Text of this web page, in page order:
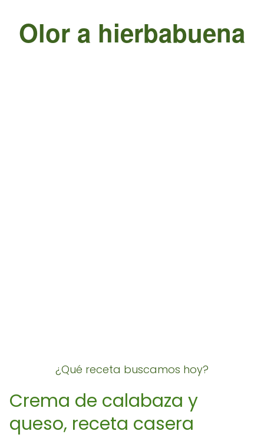
Olor a hierbabuena
¿Qué receta buscamos hoy?
Crema de calabaza y
queso, receta casera